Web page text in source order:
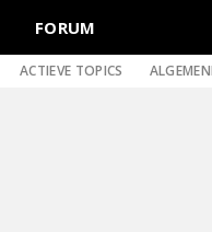
FORUM
ACTIEVE TOPICS